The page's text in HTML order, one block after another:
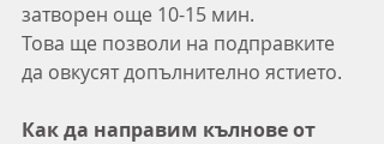
затворен още 10-15 мин.
Това ще позволи на подправките
да овкусят допълнително ястието.
Как да направим кълнове от